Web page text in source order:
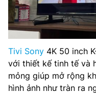
Tivi Sony 4K 50 inch
với thiết kế tinh tế và
mỏng giúp mở rộng
hình ảnh như tràn ra